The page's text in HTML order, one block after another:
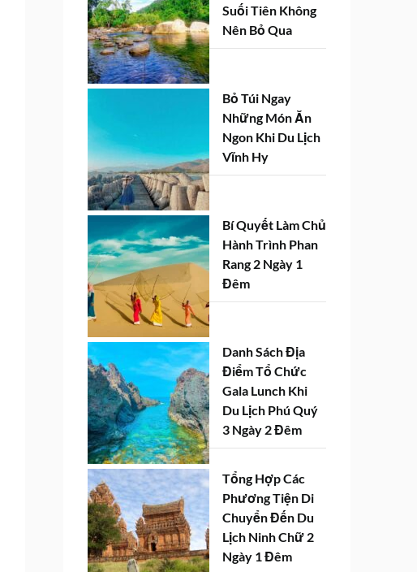
Suối Tiên Không
Nên Bỏ Qua
Bỏ Túi Ngay
Những Món Ăn
Ngon Khi Du Lịch
Vĩnh Hy
Bí Quyết Làm Chủ
Hành Trình Phan
Rang 2 Ngày 1
Đêm
Danh Sách Địa
Điểm Tổ Chức
Gala Lunch Khi
Du Lịch Phú Quý
3 Ngày 2 Đêm
Tổng Hợp Các
Phương Tiện Di
Chuyển Đến Du
Lịch Ninh Chữ 2
Ngày 1 Đêm